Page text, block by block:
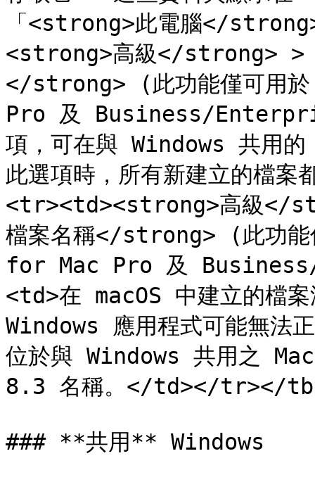
「<strong>此電腦</
<strong>高級</strong> >
</strong> (此功能僅可
Pro 及 Business/
項，可在與 Windows 共用的
此選項時，所有新建立的檔
<tr><td><strong>高級</
檔案名稱</strong> (此功
for Mac Pro 及
<td>在 macOS 中建立的檔
Windows 應用程式可能無法
位於與 Windows 共用之
8.3 名稱。</td></tr></
### **共用** Windows